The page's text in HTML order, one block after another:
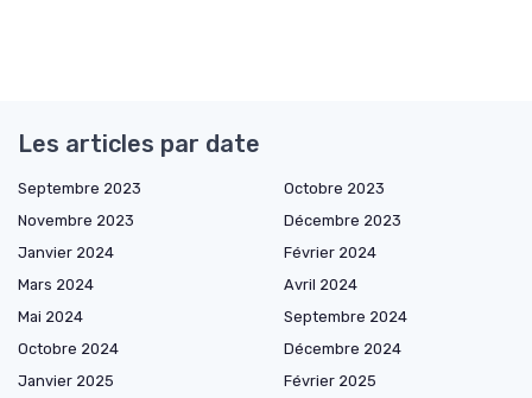
Les articles par date
Septembre 2023
Octobre 2023
Novembre 2023
Décembre 2023
Janvier 2024
Février 2024
Mars 2024
Avril 2024
Mai 2024
Septembre 2024
Octobre 2024
Décembre 2024
Janvier 2025
Février 2025